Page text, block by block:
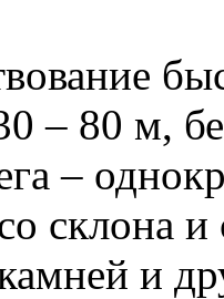
– 80 м,
–
склона
и